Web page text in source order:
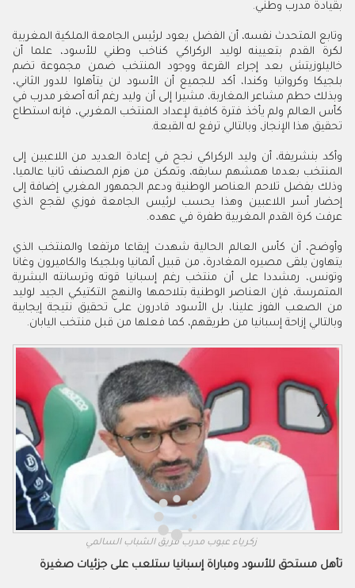
بقيادة مدرب وطني.
وتابع المتحدث نفسه، أن الفضل يعود لرئيس الجامعة الملكية المغربية
لكرة القدم بتعيينه لوليد الركراكي كناخب وطني للأسود، علما أن
خاليلوزيتش بعد إجراء القرعة ووجود المنتخب ضمن مجموعة تضم
بلجيكا وكرواتيا وكندا، أكد للجميع أن الأسود لن يتأهلوا للدور الثاني،
وبذلك حطم مشاعر المغاربة، مشيرا إلى أن وليد رغم أنه أصغر مدرب في
كأس العالم ولم يأخذ فترة كافية لإعداد المنتخب المغربي، فإنه استطاع
تحقيق هذا الإنجاز، وبالتالي ترفع له القبعة.
وأكد بنشريفة، أن وليد الركراكي نجح في إعادة العديد من اللاعبين إلى
المنتخب بعدما همشهم سابقه، وتمكن من هزم المصنف ثانيا عالميا،
وذلك بفضل تلاحم العناصر الوطنية ودعم الجمهور المغربي إضافة إلى
إحضار أسر اللاعبين وهذا يحسب لرئيس الجامعة فوزي لقجع الذي
عرفت كرة القدم المغربية طفرة في عهده.
وأوضح، أن كأس العالم الحالية شهدت إيقاعا مرتفعا والمنتخب الذي
يتهاون يلقى مصيره المغادرة، من قبيل ألمانيا وبلجيكا والكاميرون وغانا
وتونس، رمشددا على أن منتخب رغم إسبانيا قوته وترسانته البشرية
المتمرسة، فإن العناصر الوطنية بتلاحمها والنهج التكتيكي الجيد لوليد
من الصعب الفوز علينا، بل الأسود قادرون على تحقيق نتيجة إيجابية
وبالتالي إزاحة إسبانيا من طريقهم، كما فعلها من قبل منتخب اليابان.
زكرياء عبوب مدرب فريق الشباب السالمي
تأهل مستحق للأسود ومباراة إسبانيا ستلعب على جزئيات صغيرة